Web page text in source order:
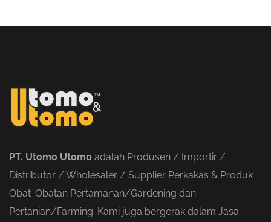
PT. Utomo Utomo adalah Produsen / Importir /
Distributor / Wholesaler / Supplier Perkakas & Produk
Obat-Obatan Pertamanan/Gardening dan
Pertanian/Farming. Kami juga bergerak dalam Jasa